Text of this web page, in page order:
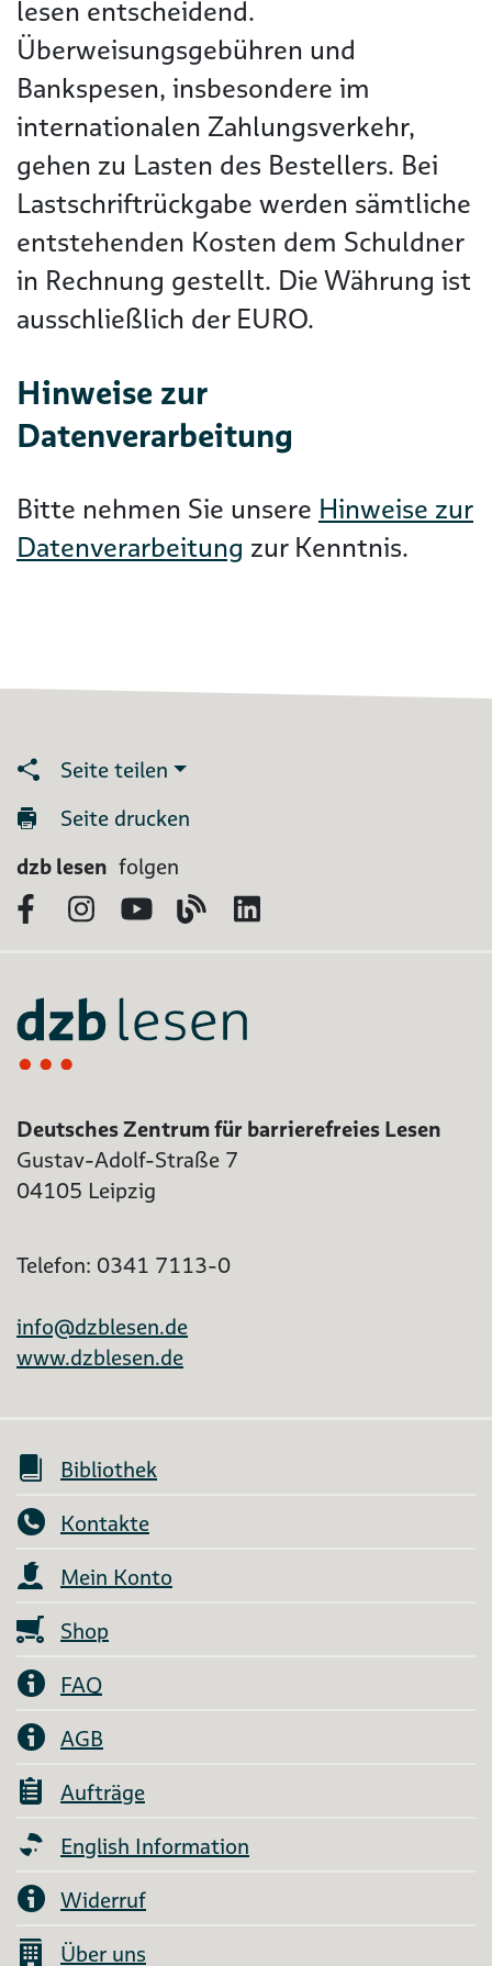
lesen entscheidend.
Überweisungsgebühren und
Bankspesen, insbesondere im
internationalen Zahlungsverkehr,
gehen zu Lasten des Bestellers. Bei
Lastschriftrückgabe werden sämtliche
entstehenden Kosten dem Schuldner
in Rechnung gestellt. Die Währung ist
ausschließlich der EURO.
Hinweise zur
Datenverarbeitung
Bitte nehmen Sie unsere Hinweise zur
Datenverarbeitung zur Kenntnis.
Seite teilen
Seite drucken
dzb lesen folgen
FacebookInstagram
YouTubeBlog
Deutsches Zentrum für barrierefreies Lesen
Gustav-Adolf-Straße 7
04105 Leipzig
Telefon: 0341 7113-0
info@dzblesen.de
www.dzblesen.de
Bibliothek
Kontakte
Mein Konto
Shop
FAQ
AGB
Aufträge
English Information
Widerruf
Über uns